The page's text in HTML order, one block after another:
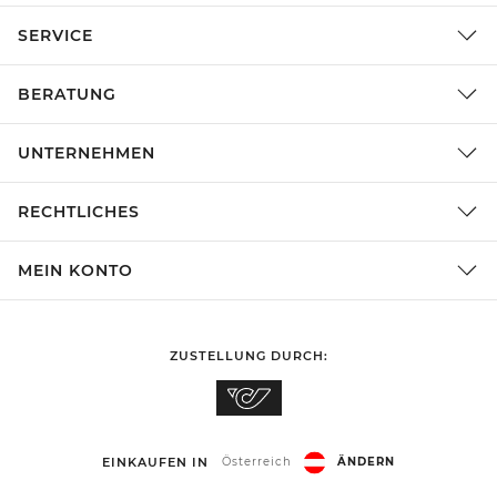
SERVICE
BERATUNG
UNTERNEHMEN
RECHTLICHES
MEIN KONTO
ZUSTELLUNG DURCH:
EINKAUFEN IN Österreich ÄNDERN